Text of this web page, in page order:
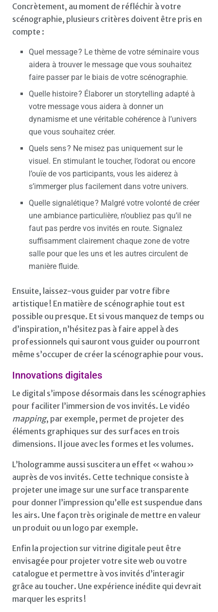
Concrètement, au moment de réfléchir à votre
scénographie, plusieurs critères doivent être pris en
compte :
Quel message ? Le thème de votre séminaire vous
aidera à trouver le message que vous souhaitez
faire passer par le biais de votre scénographie.
Quelle histoire ? Élaborer un storytelling adapté à
votre message vous aidera à donner un
dynamisme et une véritable cohérence à l’univers
que vous souhaitez créer.
Quels sens ? Ne misez pas uniquement sur le
visuel. En stimulant le toucher, l’odorat ou encore
l’ouïe de vos participants, vous les aiderez à
s’immerger plus facilement dans votre univers.
Quelle signalétique ? Malgré votre volonté de créer
une ambiance particulière, n’oubliez pas qu’il ne
faut pas perdre vos invités en route. Signalez
suffisamment clairement chaque zone de votre
salle pour que les uns et les autres circulent de
manière fluide.
Ensuite, laissez-vous guider par votre fibre
artistique ! En matière de scénographie tout est
possible ou presque. Et si vous manquez de temps ou
d’inspiration, n’hésitez pas à faire appel à des
professionnels qui sauront vous guider ou pourront
même s’occuper de créer la scénographie pour vous.
Innovations digitales
Le digital s’impose désormais dans les scénographies
pour faciliter l’immersion de vos invités. Le vidéo
mapping, par exemple, permet de projeter des
éléments graphiques sur des surfaces en trois
dimensions. Il joue avec les formes et les volumes.
L’hologramme aussi suscitera un effet « wahou »
auprès de vos invités. Cette technique consiste à
projeter une image sur une surface transparente
pour donner l’impression qu’elle est suspendue dans
les airs. Une façon très originale de mettre en valeur
un produit ou un logo par exemple.
Enfin la projection sur vitrine digitale peut être
envisagée pour projeter votre site web ou votre
catalogue et permettre à vos invités d’interagir
grâce au toucher. Une expérience inédite qui devrait
marquer les esprits !